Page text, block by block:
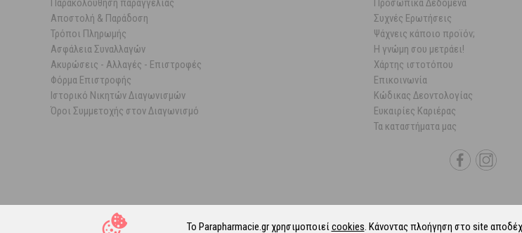
Το Parapharmacie.gr χρησιμοποιείcookies. Κάνοντας πλοήγηση στο site
Παρακολούθηση παραγγελίας
Αποστολή & Παράδοση
Τρόποι Πληρωμής
Ασφάλεια Συναλλαγών
Ακυρώσεις - Αλλαγές - Επιστροφές
Φόρμα Επιστροφής
Ιστορικό Νικητών Διαγωνισμών
Όροι Συμμετοχής στον Διαγωνισμό
Προσωπικά Δεδομένα
Συχνές Ερωτήσεις
Ψάχνεις κάποιο προϊόν;
Η γνώμη σου μετράει!
Χάρτης ιστοτόπου
Επικοινωνία
Κώδικας Δεοντολογίας
Ευκαιρίες Καριέρας
Τα καταστήματα μας
© 2026 Parapharmacie.gr.ALL-IN-ONE eCommerce